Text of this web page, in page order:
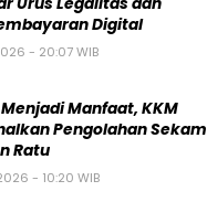
Urus Legalitas dan
Digital
- 20:07 WIB
Manfaat, KKM
Pengolahan Sekam
Ratu
- 10:20 WIB